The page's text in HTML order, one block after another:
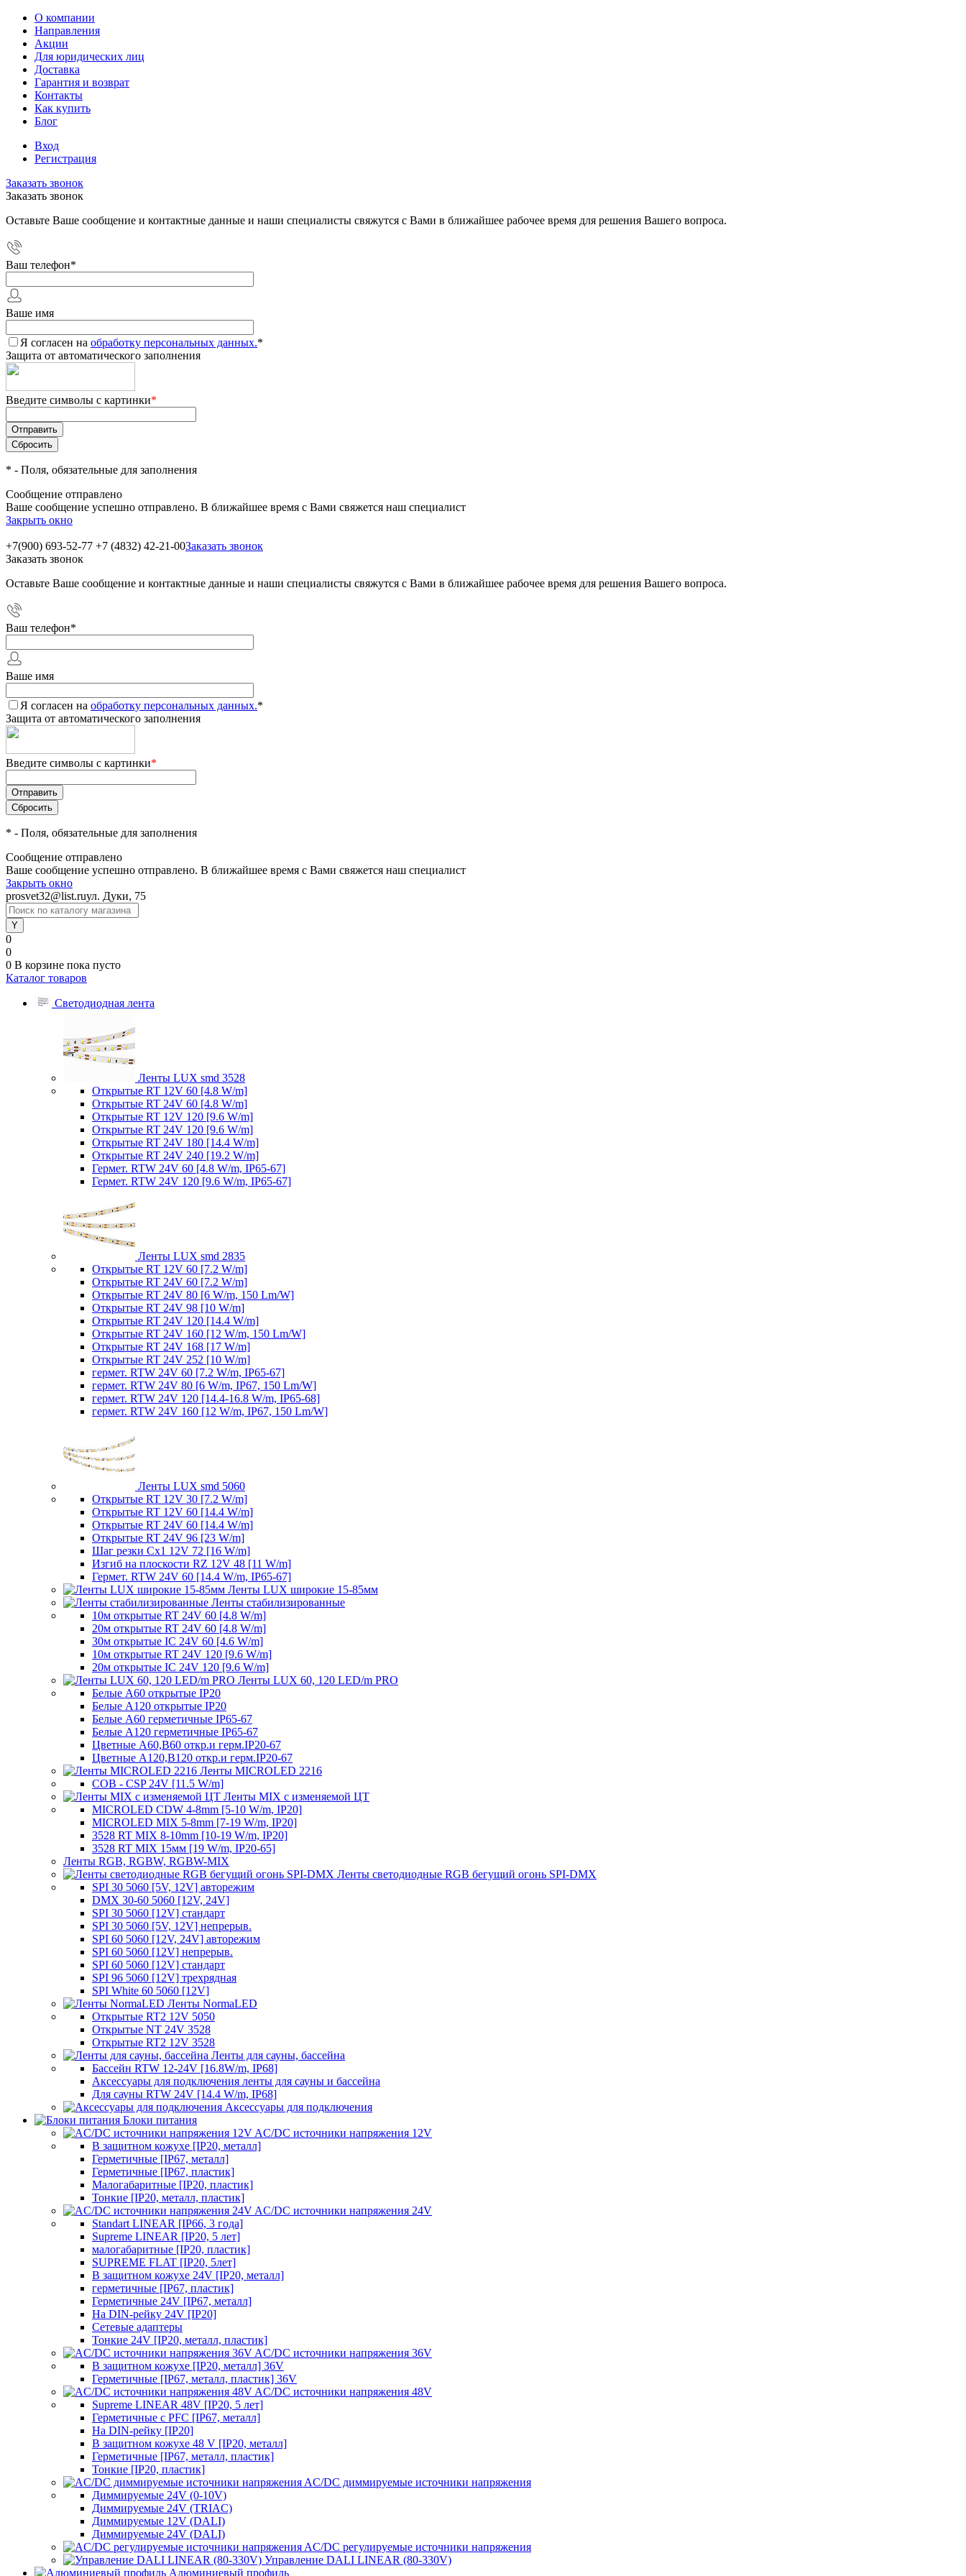
О компании
Направления
Акции
Для юридических лиц
Доставка
Гарантия и возврат
Контакты
Как купить
Блог
Вход
Регистрация
Заказать звонок
Заказать звонок
Оставьте Ваше сообщение и контактные данные и наши специалисты свяжутся с Вами в ближайшее рабочее время для решения Вашего вопроса.
Ваш телефон*
Ваше имя
Я согласен на обработку персональных данных.*
Защита от автоматического заполнения
Введите символы с картинки*
* - Поля, обязательные для заполнения
Сообщение отправлено
Ваше сообщение успешно отправлено. В ближайшее время с Вами свяжется наш специалист
Закрыть окно
+7(900) 693-52-77 +7 (4832) 42-21-00Заказать звонок
Заказать звонок
Оставьте Ваше сообщение и контактные данные и наши специалисты свяжутся с Вами в ближайшее рабочее время для решения Вашего вопроса.
Ваш телефон*
Ваше имя
Я согласен на обработку персональных данных.*
Защита от автоматического заполнения
Введите символы с картинки*
* - Поля, обязательные для заполнения
Сообщение отправлено
Ваше сообщение успешно отправлено. В ближайшее время с Вами свяжется наш специалист
Закрыть окно
prosvet32@list.ruул. Дуки, 75
0
0
0 В корзине пока пусто
Каталог товаров
Светодиодная лента
Ленты LUX smd 3528
Открытые RT 12V 60 [4.8 W/m]
Открытые RT 24V 60 [4.8 W/m]
Открытые RT 12V 120 [9.6 W/m]
Открытые RT 24V 120 [9.6 W/m]
Открытые RT 24V 180 [14.4 W/m]
Открытые RT 24V 240 [19.2 W/m]
Гермет. RTW 24V 60 [4.8 W/m, IP65-67]
Гермет. RTW 24V 120 [9.6 W/m, IP65-67]
Ленты LUX smd 2835
Открытые RT 12V 60 [7.2 W/m]
Открытые RT 24V 60 [7.2 W/m]
Открытые RT 24V 80 [6 W/m, 150 Lm/W]
Открытые RT 24V 98 [10 W/m]
Открытые RT 24V 120 [14.4 W/m]
Открытые RT 24V 160 [12 W/m, 150 Lm/W]
Открытые RT 24V 168 [17 W/m]
Открытые RT 24V 252 [10 W/m]
гермет. RTW 24V 60 [7.2 W/m, IP65-67]
гермет. RTW 24V 80 [6 W/m, IP67, 150 Lm/W]
гермет. RTW 24V 120 [14.4-16.8 W/m, IP65-68]
гермет. RTW 24V 160 [12 W/m, IP67, 150 Lm/W]
Ленты LUX smd 5060
Открытые RT 12V 30 [7.2 W/m]
Открытые RT 12V 60 [14.4 W/m]
Открытые RT 24V 60 [14.4 W/m]
Открытые RT 24V 96 [23 W/m]
Шаг резки Cx1 12V 72 [16 W/m]
Изгиб на плоскости RZ 12V 48 [11 W/m]
Гермет. RTW 24V 60 [14.4 W/m, IP65-67]
Ленты LUX широкие 15-85мм
Ленты стабилизированные
10м открытые RT 24V 60 [4.8 W/m]
20м открытые RT 24V 60 [4.8 W/m]
30м открытые IC 24V 60 [4.6 W/m]
10м открытые RT 24V 120 [9.6 W/m]
20м открытые IC 24V 120 [9.6 W/m]
Ленты LUX 60, 120 LED/m PRO
Белые A60 открытые IP20
Белые A120 открытые IP20
Белые A60 герметичные IP65-67
Белые A120 герметичные IP65-67
Цветные A60,B60 откр.и герм.IP20-67
Цветные A120,B120 откр.и герм.IP20-67
Ленты MICROLED 2216
COB - CSP 24V [11.5 W/m]
Ленты MIX с изменяемой ЦТ
MICROLED CDW 4-8mm [5-10 W/m, IP20]
MICROLED MIX 5-8mm [7-19 W/m, IP20]
3528 RT MIX 8-10mm [10-19 W/m, IP20]
3528 RT MIX 15мм [19 W/m, IP20-65]
Ленты RGB, RGBW, RGBW-MIX
Ленты светодиодные RGB бегущий огонь SPI-DMX
SPI 30 5060 [5V, 12V] авторежим
DMX 30-60 5060 [12V, 24V]
SPI 30 5060 [12V] стандарт
SPI 30 5060 [5V, 12V] непрерыв.
SPI 60 5060 [12V, 24V] авторежим
SPI 60 5060 [12V] непрерыв.
SPI 60 5060 [12V] стандарт
SPI 96 5060 [12V] трехрядная
SPI White 60 5060 [12V]
Ленты NormaLED
Открытые RT2 12V 5050
Открытые NT 24V 3528
Открытые RT2 12V 3528
Ленты для сауны, бассейна
Бассейн RTW 12-24V [16.8W/m, IP68]
Аксессуары для подключения ленты для сауны и бассейна
Для сауны RTW 24V [14.4 W/m, IP68]
Аксессуары для подключения
Блоки питания
AC/DC источники напряжения 12V
В защитном кожухе [IP20, металл]
Герметичные [IP67, металл]
Герметичные [IP67, пластик]
Малогабаритные [IP20, пластик]
Тонкие [IP20, металл, пластик]
AC/DC источники напряжения 24V
Standart LINEAR [IP66, 3 года]
Supreme LINEAR [IP20, 5 лет]
малогабаритные [IP20, пластик]
SUPREME FLAT [IP20, 5лет]
В защитном кожухе 24V [IP20, металл]
герметичные [IP67, пластик]
Герметичные 24V [IP67, металл]
На DIN-рейку 24V [IP20]
Сетевые адаптеры
Тонкие 24V [IP20, металл, пластик]
AC/DC источники напряжения 36V
В защитном кожухе [IP20, металл] 36V
Герметичные [IP67, металл, пластик] 36V
AC/DC источники напряжения 48V
Supreme LINEAR 48V [IP20, 5 лет]
Герметичные с PFC [IP67, металл]
На DIN-рейку [IP20]
В защитном кожухе 48 V [IP20, металл]
Герметичные [IP67, металл, пластик]
Тонкие [IP20, пластик]
AC/DC диммируемые источники напряжения
Диммируемые 24V (0-10V)
Диммируемые 24V (TRIAC)
Диммируемые 12V (DALI)
Диммируемые 24V (DALI)
AC/DC регулируемые источники напряжения
Управление DALI LINEAR (80-330V)
Алюминиевый профиль